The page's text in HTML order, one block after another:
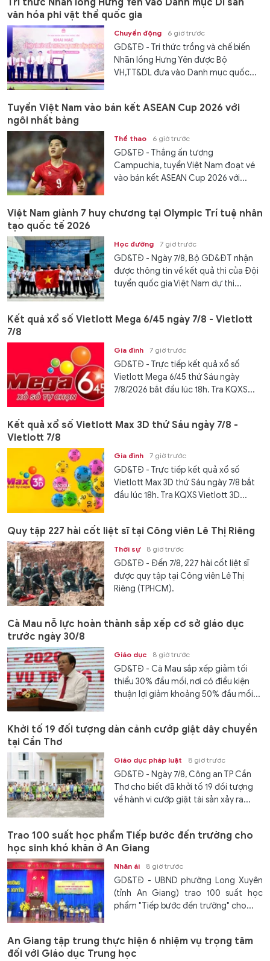
văn hóa phi vật thể quốc gia
Chuyển động 6 giờ trước
GD&TĐ - Tri thức trồng và chế biến
Nhãn lồng Hưng Yên được Bộ
VH,TT&DL đưa vào Danh mục quốc...
Tuyển Việt Nam vào bán kết ASEAN Cup 2026 với
ngôi nhất bảng
Thể thao 6 giờ trước
GD&TĐ - Thắng ấn tượng
Campuchia, tuyển Việt Nam đoạt vé
vào bán kết ASEAN Cup 2026 với...
Việt Nam giành 7 huy chương tại Olympic Trí tuệ nhân
tạo quốc tế 2026
Học đường 7 giờ trước
GD&TĐ - Ngày 7/8, Bộ GD&ĐT nhận
được thông tin về kết quả thi của Đội
tuyển quốc gia Việt Nam dự thi...
Kết quả xổ số Vietlott Mega 6/45 ngày 7/8 - Vietlott
7/8
Gia đình 7 giờ trước
GD&TĐ - Trực tiếp kết quả xổ số
Vietlott Mega 6/45 thứ Sáu ngày
7/8/2026 bắt đầu lúc 18h. Tra KQXS...
Kết quả xổ số Vietlott Max 3D thứ Sáu ngày 7/8 -
Vietlott 7/8
Gia đình 7 giờ trước
GD&TĐ - Trực tiếp kết quả xổ số
Vietlott Max 3D thứ Sáu ngày 7/8 bắt
đầu lúc 18h. Tra KQXS Vietlott 3D...
Quy tập 227 hài cốt liệt sĩ tại Công viên Lê Thị Riêng
Thời sự 8 giờ trước
GD&TĐ - Đến 7/8, 227 hài cốt liệt sĩ
được quy tập tại Công viên Lê Thị
Riêng (TPHCM).
Cà Mau nỗ lực hoàn thành sắp xếp cơ sở giáo dục
trước ngày 30/8
Giáo dục 8 giờ trước
GD&TĐ - Cà Mau sắp xếp giảm tối
thiểu 30% đầu mối, nơi có điều kiện
thuận lợi giảm khoảng 50% đầu mối...
Khởi tố 19 đối tượng dàn cảnh cướp giật dây chuyền
tại Cần Thơ
Giáo dục pháp luật 8 giờ trước
GD&TĐ - Ngày 7/8, Công an TP Cần
Thơ cho biết đã khởi tố 19 đối tượng
về hành vi cướp giật tài sản xảy ra...
Trao 100 suất học phẩm Tiếp bước đến trường cho
học sinh khó khăn ở An Giang
Nhân ái 8 giờ trước
GD&TĐ - UBND phường Long Xuyên
(tỉnh An Giang) trao 100 suất học
phẩm "Tiếp bước đến trường" cho...
An Giang tập trung thực hiện 6 nhiệm vụ trọng tâm
đối với Giáo dục Trung học